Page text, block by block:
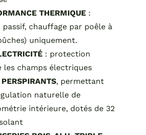
THERMIQUE :
passif, chauffage par poêle à
uniquement.
: protection
les champs électriques
, permettant
naturelle de
intérieure, dotés de 32